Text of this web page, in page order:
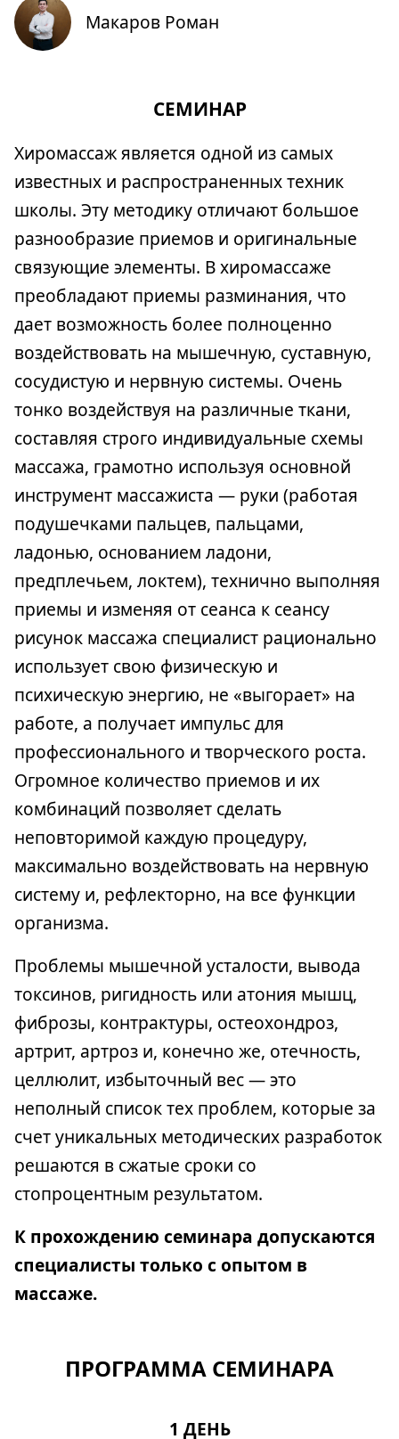
Макаров Роман
СЕМИНАР
Хиромассаж является одной из самых
известных и распространенных техник
школы. Эту методику отличают большое
разнообразие приемов и оригинальные
связующие элементы. В хиромассаже
преобладают приемы разминания, что
дает возможность более полноценно
воздействовать на мышечную, суставную,
сосудистую и нервную системы. Очень
тонко воздействуя на различные ткани,
составляя строго индивидуальные схемы
массажа, грамотно используя основной
инструмент массажиста — руки (работая
подушечками пальцев, пальцами,
ладонью, основанием ладони,
предплечьем, локтем), технично выполняя
приемы и изменяя от сеанса к сеансу
рисунок массажа специалист рационально
использует свою физическую и
психическую энергию, не «выгорает» на
работе, а получает импульс для
профессионального и творческого роста.
Огромное количество приемов и их
комбинаций позволяет сделать
неповторимой каждую процедуру,
максимально воздействовать на нервную
систему и, рефлекторно, на все функции
организма.
Проблемы мышечной усталости, вывода
токсинов, ригидность или атония мышц,
фиброзы, контрактуры, остеохондроз,
артрит, артроз и, конечно же, отечность,
целлюлит, избыточный вес — это
неполный список тех проблем, которые за
счет уникальных методических разработок
решаются в сжатые сроки со
стопроцентным результатом.
К прохождению семинара допускаются
специалисты только с опытом в
массаже.
ПРОГРАММА СЕМИНАРА
1 ДЕНЬ